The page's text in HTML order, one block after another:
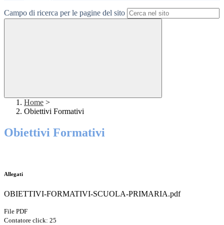
Campo di ricerca per le pagine del sito
Home >
Obiettivi Formativi
Obiettivi Formativi
Allegati
OBIETTIVI-FORMATIVI-SCUOLA-PRIMARIA.pdf
File PDF
Contatore click: 25